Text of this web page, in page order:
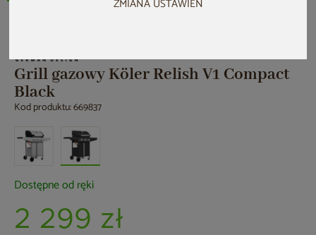
ZMIANA USTAWIEŃ
Grill gazowy Köler Relish V1 Compact
Black
Kod produktu: 669837
Dostępne od ręki
2 299 zł